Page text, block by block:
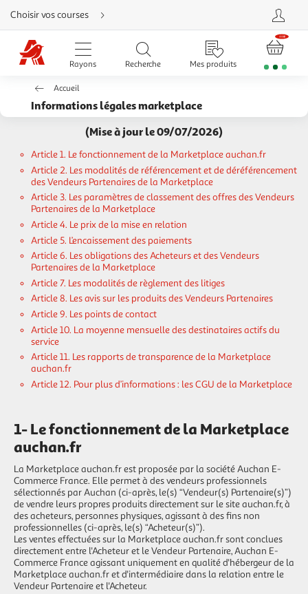
Aller
directement
au
contenu
Aller
directement
Aller
directement
la
rubrique
besoin
Choisir vos courses
Rayons Recherche Mes produits
Accueil
Informations légales marketplace
(Mise à jour le 09/07/2026)
Article 1. Le fonctionnement de la Marketplace auchan.fr
Article 2. Les modalités de référencement et de déréférencement
des Vendeurs Partenaires de la Marketplace
Article 3. Les paramètres de classement des offres des Vendeurs
Partenaires de la Marketplace
Article 4. Le prix de la mise en relation
Article 5. L’encaissement des paiements
Article 6. Les obligations des Acheteurs et des Vendeurs
Partenaires de la Marketplace
Article 7. Les modalités de règlement des litiges
Article 8. Les avis sur les produits des Vendeurs Partenaires
Article 9. Les points de contact
Article 10. La moyenne mensuelle des destinataires actifs du
service
Article 11. Les rapports de transparence de la Marketplace
auchan.fr
Article 12. Pour plus d’informations : les CGU de la Marketplace
1- Le fonctionnement de la Marketplace
auchan.fr
La Marketplace auchan.fr est proposée par la société Auchan E-
Commerce France. Elle permet à des vendeurs professionnels
sélectionnés par Auchan (ci-après, le(s) “Vendeur(s) Partenaire(s)”)
de vendre leurs propres produits directement sur le site auchan.fr, à
des acheteurs, personnes physiques, agissant à des fins non
professionnelles (ci-après, le(s) “Acheteur(s)”).
Les ventes effectuées sur la Marketplace auchan.fr sont conclues
directement entre l'Acheteur et le Vendeur Partenaire, Auchan E-
Commerce France agissant uniquement en qualité d'hébergeur de la
Marketplace auchan.fr et d'intermédiaire dans la relation entre le
Vendeur Partenaire et l'Acheteur.